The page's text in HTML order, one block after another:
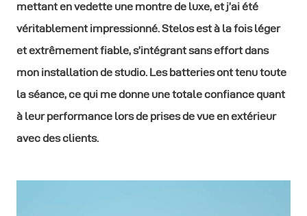
mettant en vedette une montre de luxe, et j’ai été
véritablement impressionné. Stelos est à la fois léger
et extrêmement fiable, s’intégrant sans effort dans
mon installation de studio. Les batteries ont tenu toute
la séance, ce qui me donne une totale confiance quant
à leur performance lors de prises de vue en extérieur
avec des clients.